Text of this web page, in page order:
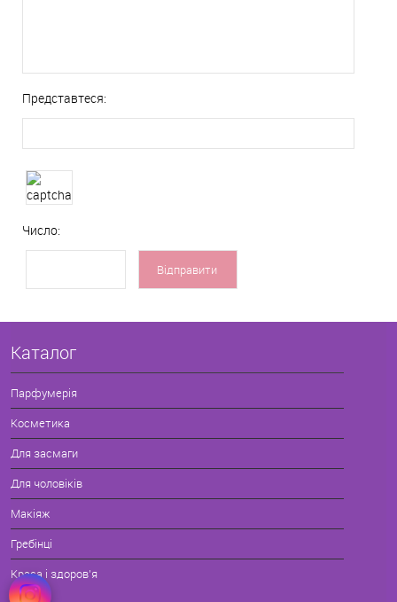
Представтеся:
Число:
Каталог
Парфумерія
Косметика
Для засмаги
Для чоловіків
Макіяж
Гребінці
Краса і здоров'я